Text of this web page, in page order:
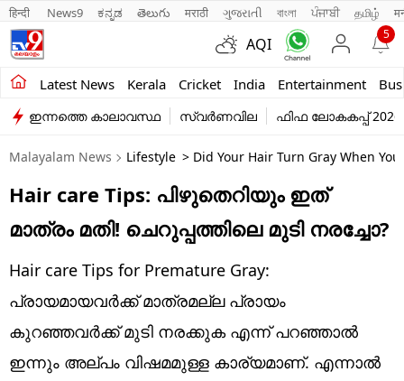
हिन्दी News9 ಕನ್ನಡ తెలుగు मराठी ગુજરાતી বাংলা ਪੰਜਾਬੀ தமிழ்
AQI
5
Latest News Kerala Cricket India Entertainment
Kerala
India
Entertainment
Business
Education
Lifestyle
world
ഇന്നത്തെ കാലാവസ്ഥ സ്വർണവില ഫിഫ ലോകകപ്പ് 2026
Malayalam News Lifestyle > Did Your Hair Turn Gray When
Hair care Tips: പിഴുതെറിയും ഇത്
മാത്രം മതി! ചെറുപ്പത്തിലെ മുടി നരച്ചോ?
Hair care Tips for Premature Gray:
പ്രായമായവർക്ക് മാത്രമല്ല പ്രായം
കുറഞ്ഞവർക്ക് മുടി നരക്കുക എന്ന് പറഞ്ഞാൽ
ഇന്നും അല്പം വിഷമമുള്ള കാര്യമാണ്. എന്നാൽ